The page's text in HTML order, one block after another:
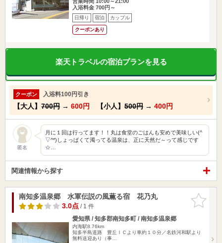
入浴料金 700円～
日帰り 宿泊 カップル
クーポンあり
楽天トラベルの宿泊プランを見る
クーポン 入浴料100円引き
【大人】 700円 → 600円 【小人】 500円 → 400円
匿名
月に１回は行ってます！！丸は食堂のごはんも安めで美味しい(^
▽^*)しょっぱくて濁ってる温泉は、正に天然だ～って感じです
☆…
関連情報から探す
お気に入
りに追加
南知多温泉郷 水軍伝説の風薫る宿 花乃丸
3.0点/ 1 件
愛知県 / 知多郡南知多町 / 南知多温泉郷
内海駅8.76km
知多半島道路 豊丘ＩＣより車約１０分／名鉄河和駅より
無料送迎あり（事…